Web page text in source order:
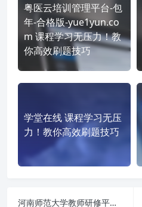
粤医云培训管理平台-包
年-合格版-yue1yun.co
m 课程学习无压力！教
你高效刷题技巧
学堂在线 课程学习无压
力！教你高效刷题技巧
河南师范大学教师研修平台hsd http://hsd.zhihuiteacher.com 课程学习无压力！教你高效刷题技巧